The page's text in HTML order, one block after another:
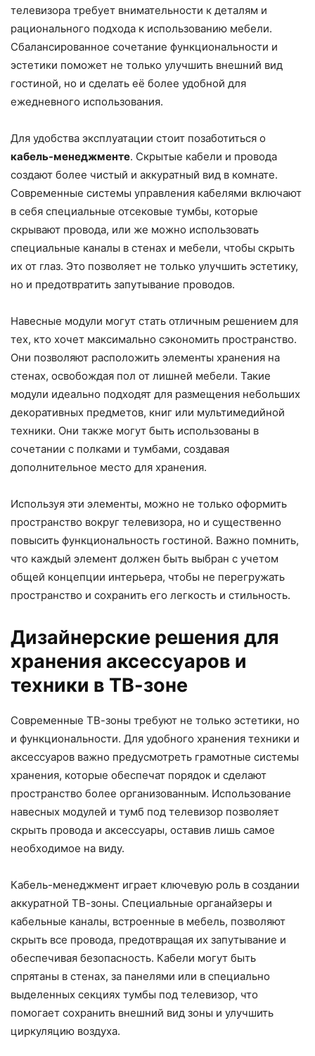
телевизора требует внимательности к деталям и
рационального подхода к использованию мебели.
Сбалансированное сочетание функциональности и
эстетики поможет не только улучшить внешний вид
гостиной, но и сделать её более удобной для
ежедневного использования.
Для удобства эксплуатации стоит позаботиться о
кабель-менеджменте. Скрытые кабели и провода
создают более чистый и аккуратный вид в комнате.
Современные системы управления кабелями включают
в себя специальные отсековые тумбы, которые
скрывают провода, или же можно использовать
специальные каналы в стенах и мебели, чтобы скрыть
их от глаз. Это позволяет не только улучшить эстетику,
но и предотвратить запутывание проводов.
Навесные модули могут стать отличным решением для
тех, кто хочет максимально сэкономить пространство.
Они позволяют расположить элементы хранения на
стенах, освобождая пол от лишней мебели. Такие
модули идеально подходят для размещения небольших
декоративных предметов, книг или мультимедийной
техники. Они также могут быть использованы в
сочетании с полками и тумбами, создавая
дополнительное место для хранения.
Используя эти элементы, можно не только оформить
пространство вокруг телевизора, но и существенно
повысить функциональность гостиной. Важно помнить,
что каждый элемент должен быть выбран с учетом
общей концепции интерьера, чтобы не перегружать
пространство и сохранить его легкость и стильность.
Дизайнерские решения для
хранения аксессуаров и
техники в ТВ-зоне
Современные ТВ-зоны требуют не только эстетики, но
и функциональности. Для удобного хранения техники и
аксессуаров важно предусмотреть грамотные системы
хранения, которые обеспечат порядок и сделают
пространство более организованным. Использование
навесных модулей и тумб под телевизор позволяет
скрыть провода и аксессуары, оставив лишь самое
необходимое на виду.
Кабель-менеджмент играет ключевую роль в создании
аккуратной ТВ-зоны. Специальные органайзеры и
кабельные каналы, встроенные в мебель, позволяют
скрыть все провода, предотвращая их запутывание и
обеспечивая безопасность. Кабели могут быть
спрятаны в стенах, за панелями или в специально
выделенных секциях тумбы под телевизор, что
помогает сохранить внешний вид зоны и улучшить
циркуляцию воздуха.